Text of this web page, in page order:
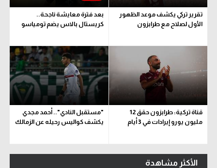
تقرير تركي يكشف موعد الظهور
الأول لصلاح مع طرابزون
بعد فترة معايشة ناجحة..
كريستال بالاس يضم تومياسو
قناة تركية: طرابزون حقق 12
مليون يورو إيرادات في 3 أيام
"مستقبل النادي".. أحمد مجدي
يكشف كواليس رحيله عن الزمالك
الأكثر مشاهدة